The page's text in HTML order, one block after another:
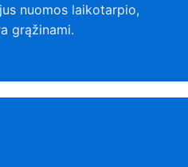
nuomos laikotarpio,
grąžinami.